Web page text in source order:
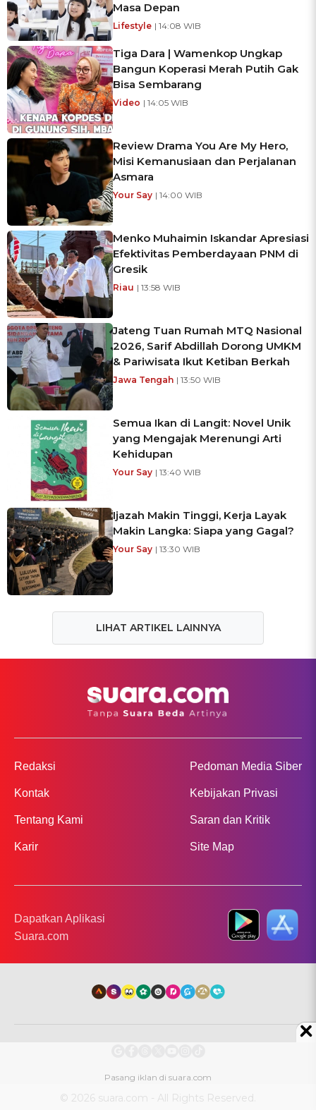
Masa Depan
Lifestyle | 14:08 WIB
Tiga Dara | Wamenkop Ungkap
Bangun Koperasi Merah Putih Gak
Bisa Sembarang
Video | 14:05 WIB
Review Drama You Are My Hero,
Misi Kemanusiaan dan Perjalanan
Asmara
Your Say | 14:00 WIB
Menko Muhaimin Iskandar Apresiasi
Efektivitas Pemberdayaan PNM di
Gresik
Riau | 13:58 WIB
Jateng Tuan Rumah MTQ Nasional
2026, Sarif Abdillah Dorong UMKM
& Pariwisata Ikut Ketiban Berkah
Jawa Tengah | 13:50 WIB
Semua Ikan di Langit: Novel Unik
yang Mengajak Merenungi Arti
Kehidupan
Your Say | 13:40 WIB
Ijazah Makin Tinggi, Kerja Layak
Makin Langka: Siapa yang Gagal?
Your Say | 13:30 WIB
LIHAT ARTIKEL LAINNYA
Redaksi
Kontak
Tentang Kami
Karir
Pedoman Media Siber
Kebijakan Privasi
Saran dan Kritik
Site Map
Dapatkan Aplikasi
Suara.com
© 2026 suara.com - All Rights Reserved.